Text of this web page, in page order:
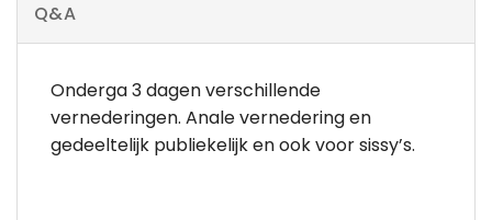
Q&A
Onderga 3 dagen verschillende
vernederingen. Anale vernedering en
gedeeltelijk publiekelijk en ook voor sissy’s.